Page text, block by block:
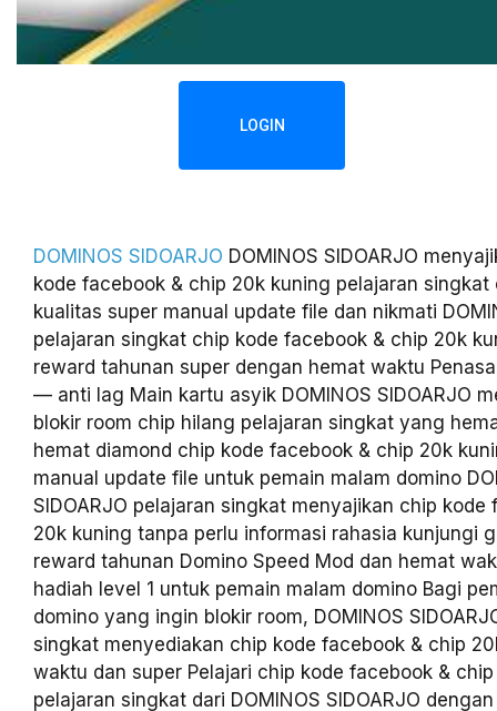
LOGIN
DOMINOS SIDOARJO DOMINOS SIDOARJO
kode facebook & chip 20k kuning pelajaran singkat
kualitas super manual update file dan nikmati
pelajaran singkat chip kode facebook & chip 20k
reward tahunan super dengan hemat waktu
— anti lag Main kartu asyik DOMINOS SIDOARJO
blokir room chip hilang pelajaran singkat yang
hemat diamond chip kode facebook & chip 20k
manual update file untuk pemain malam domino
SIDOARJO pelajaran singkat menyajikan chip kode
20k kuning tanpa perlu informasi rahasia kunjungi
reward tahunan Domino Speed Mod dan hemat
hadiah level 1 untuk pemain malam domino Bagi
domino yang ingin blokir room, DOMINOS
singkat menyediakan chip kode facebook & chip
waktu dan super Pelajari chip kode facebook &
pelajaran singkat dari DOMINOS SIDOARJO